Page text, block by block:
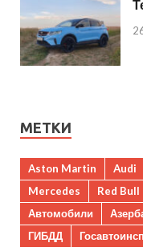
МЕТКИ
Aston Martin Audi
Mercedes
Red Bull
Автомобили
ГИБДД